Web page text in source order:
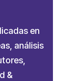
en
análisis
&